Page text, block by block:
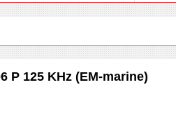
P 125 KHz (EM-marine)